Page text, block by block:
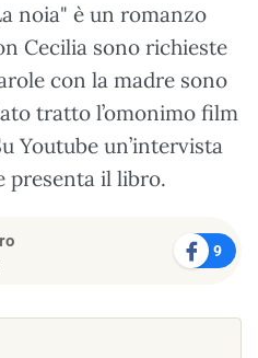
noia" è un romanzo
Cecilia sono richieste
con la madre sono
tratto l’omonimo film
Youtube un’intervista
presenta il libro.
9